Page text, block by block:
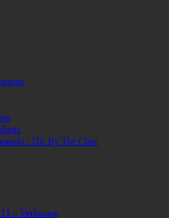
/ Die By The Claw
– Verlosung